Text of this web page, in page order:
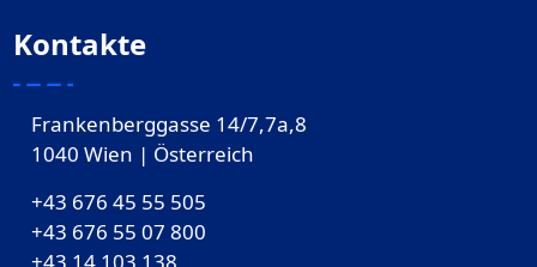
Kontakte
Frankenberggasse 14/7,7a,8
1040 Wien | Österreich
+43 676 45 55 505
+43 676 55 07 800